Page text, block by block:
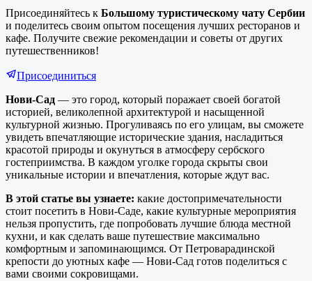
Присоединяйтесь к Большому туристическому чату Сербии
и поделитесь своим опытом посещения лучших ресторанов и
кафе. Получите свежие рекомендации и советы от других
путешественников!
Присоединиться
Нови-Сад — это город, который поражает своей богатой
историей, великолепной архитектурой и насыщенной
культурной жизнью. Прогуливаясь по его улицам, вы сможете
увидеть впечатляющие исторические здания, насладиться
красотой природы и окунуться в атмосферу сербского
гостеприимства. В каждом уголке города скрыты свои
уникальные истории и впечатления, которые ждут вас.
В этой статье вы узнаете: какие достопримечательности
стоит посетить в Нови-Саде, какие культурные мероприятия
нельзя пропустить, где попробовать лучшие блюда местной
кухни, и как сделать ваше путешествие максимально
комфортным и запоминающимся. От Петроварадинской
крепости до уютных кафе — Нови-Сад готов поделиться с
вами своими сокровищами.